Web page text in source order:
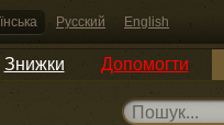
Русский English
Знижки Допомогти